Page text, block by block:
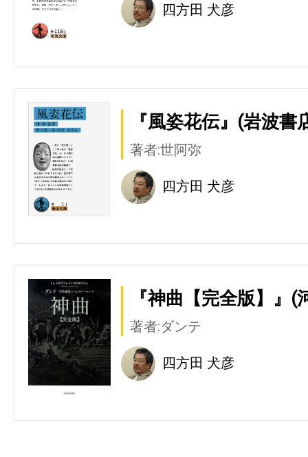
四方田 犬彦
『風姿花伝』(岩波書
著者:世阿弥
四方田 犬彦
『神曲【完全版】』(
著者:ダンテ
四方田 犬彦